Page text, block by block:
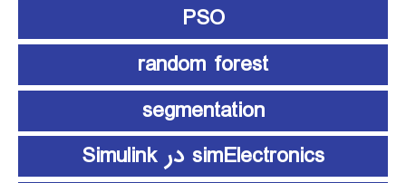
PSO
random forest
segmentation
simElectronics در Simulink